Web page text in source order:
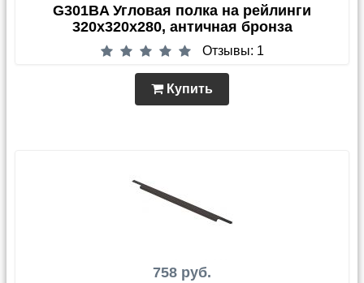
G301BA Угловая полка на рейлинги
320х320х280, античная бронза
Отзывы: 1
Купить
758 руб.